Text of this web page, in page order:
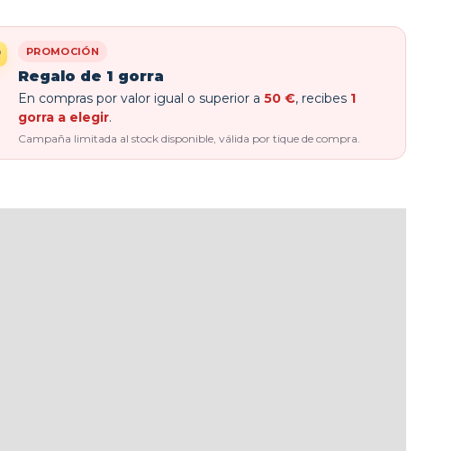
PROMOCIÓN
Regalo de 1 gorra
En compras por valor igual o superior a 50 €, recibes 1
gorra a elegir.
Campaña limitada al stock disponible, válida por tique de compra.